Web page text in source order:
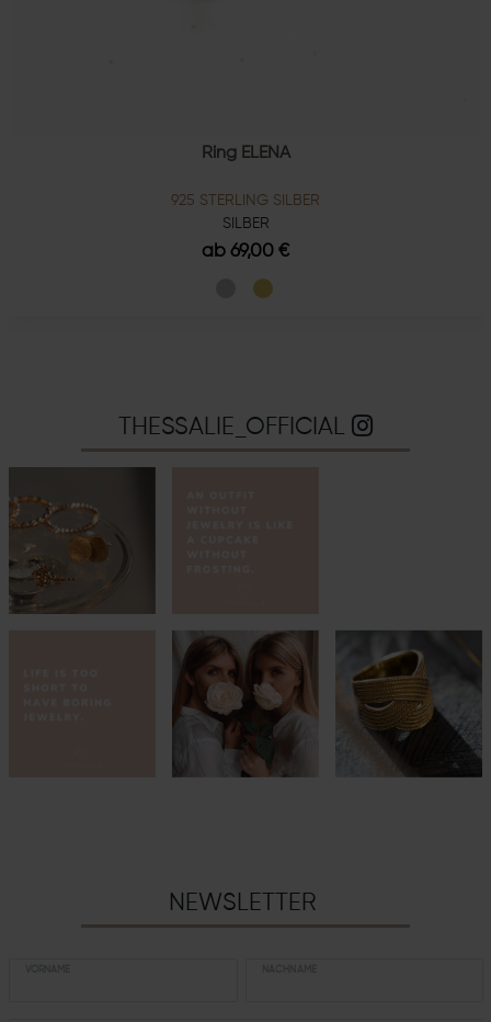
Ring ELENA
925 STERLING SILBER
SILBER
ab 69,00 €
THESSALIE_OFFICIAL
NEWSLETTER